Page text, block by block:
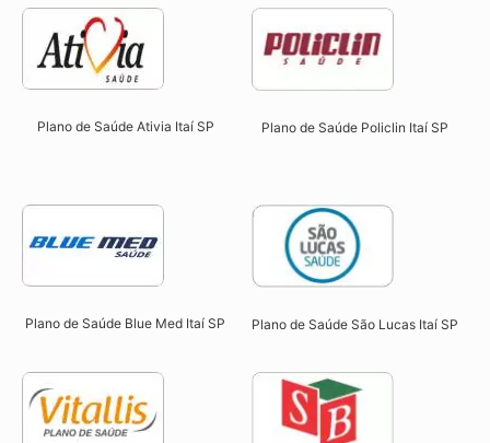
Plano de Saúde Ativia Itaí SP​ Plano de Saúde Policlin Itaí SP​
Plano de Saúde Blue Med Itaí SP​ Plano de Saúde São Lucas Itaí SP​